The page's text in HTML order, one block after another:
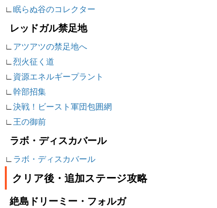
∟眠らぬ谷のコレクター
レッドガル禁足地
∟アツアツの禁足地へ
∟烈火征く道
∟資源エネルギープラント
∟幹部招集
∟決戦！ビースト軍団包囲網
∟王の御前
ラボ・ディスカバール
∟ラボ・ディスカバール
クリア後・追加ステージ攻略
絶島ドリーミー・フォルガ